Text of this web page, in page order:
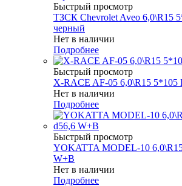
Быстрый просмотр
ТЗСК Chevrolet Aveo 6,0\R15
черный
Нет в наличии
Подробнее
Быстрый просмотр
X-RACE AF-05 6,0\R15 5*105
Нет в наличии
Подробнее
Быстрый просмотр
YOKATTA MODEL-10
W+B
Нет в наличии
Подробнее